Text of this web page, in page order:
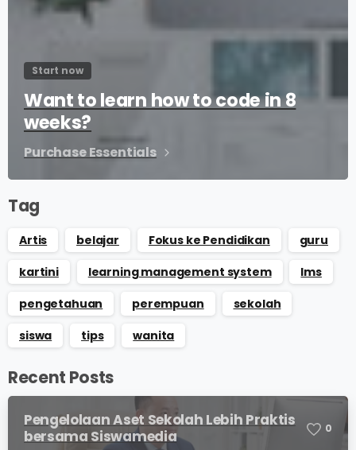
Start now
Want to learn how to code in 8
weeks?
Purchase Essentials
Tag
Artis belajar Fokus ke Pendidikan
guru
kartini
learning management system
lms
pengetahuan
perempuan
sekolah
siswa
tips wanita
Recent Posts
Pengelolaan Aset Sekolah Lebih Praktis
bersama Siswamedia
0